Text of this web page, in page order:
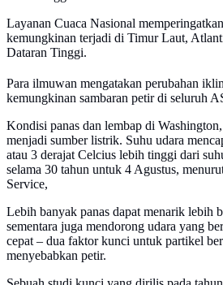
Layanan Cuaca Nasional
kemungkinan terjadi di Timur Laut,
Dataran Tinggi.
Para ilmuwan mengatakan perubahan
kemungkinan sambaran petir di seluruh
Kondisi panas dan lembap di
menjadi sumber listrik. Suhu udara
atau 3 derajat Celcius lebih tinggi dari
selama 30 tahun untuk 4 Agustus,
Service,
Lebih banyak panas dapat menarik lebih
sementara juga mendorong udara yang
cepat – dua faktor kunci untuk partikel
menyebabkan petir.